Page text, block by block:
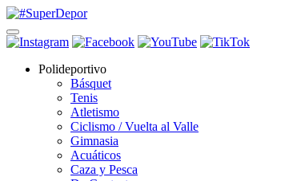
Polideportivo
Básquet
Tenis
Atletismo
Ciclismo / Vuelta al Valle
Gimnasia
Acuáticos
Caza y Pesca